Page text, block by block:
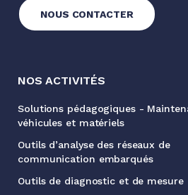
NOUS CONTACTER
NOS ACTIVITÉS
Solutions pédagogiques -
véhicules et matériels
Outils d’analyse des réseaux de
communication embarqués
Outils de diagnostic et de mesure